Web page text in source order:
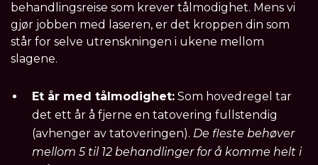
behandlingsreise som krever tålmodighet. Mens vi
gjør jobben med laseren, er det kroppen din som
står for selve utrenskningen i ukene mellom
slagene.
Et år med tålmodighet: Som hovedregel tar
det ett år å fjerne en tatovering fullstendig
(avhenger av tatoveringen). De fleste behøver
mellom 5 til 12 behandlinger for å komme helt i